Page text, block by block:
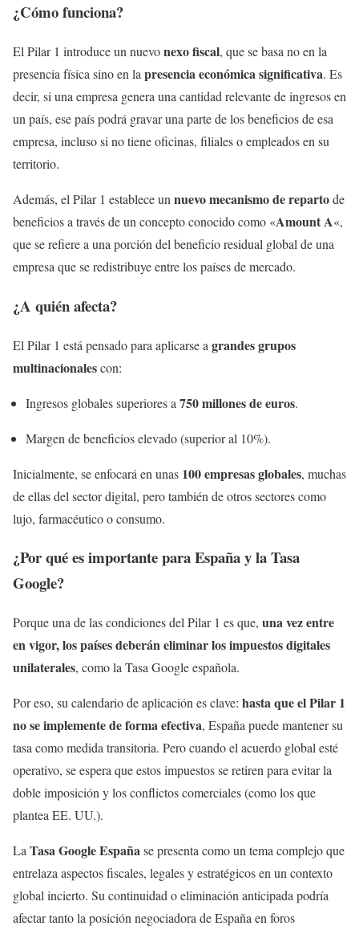
¿Cómo funciona?
El Pilar 1 introduce un nuevonexo fiscal, que se basa no en la
presencia física sino en la presencia económica significativa. Es
decir, si una empresa genera una cantidad relevante de ingresos en
un país, ese país podrá gravar una parte de los beneficios de esa
empresa, incluso si no tiene oficinas, filiales o empleados en su
territorio.
Además, el Pilar 1 establece un nuevo mecanismo de repartode
beneficios a través de un concepto conocido como «Amount A«,
que se refiere a una porción del beneficio residual global de una
empresa que se redistribuye entre los países de mercado.
¿A quién afecta?
El Pilar 1 está pensado para aplicarse a grandes grupos
multinacionalescon:
Ingresos globales superiores a 750 millones de euros.
Margen de beneficios elevado (superior al 10%).
Inicialmente, se enfocará en unas 100 empresas globales, muchas
de ellas del sector digital, pero también de otros sectores como
lujo, farmacéutico o consumo.
¿Por qué es importante para España y la Tasa
Google?
Porque una de las condiciones del Pilar 1 es que, una vez entre
en vigor, los países deberán eliminar los impuestos digitales
unilaterales, como la Tasa Google española.
Por eso, su calendario de aplicación es clave: hasta que el Pilar 1
no se implemente de forma efectiva, España puede mantener su
tasa como medida transitoria. Pero cuando el acuerdo global esté
operativo, se espera que estos impuestos se retiren para evitar la
doble imposición y los conflictos comerciales (como los que
plantea EE. UU.).
La Tasa GoogleEspañase presenta como un tema complejo que
entrelaza aspectos fiscales, legales y estratégicos en un contexto
global incierto. Su continuidad o eliminación anticipada podría
afectar tanto la posición negociadora de España en foros